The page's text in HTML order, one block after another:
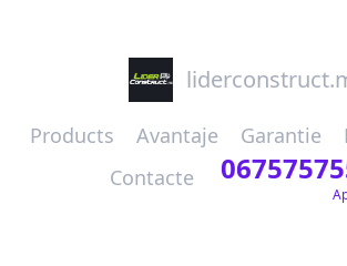
Products Avantaje Garantie
Contacte